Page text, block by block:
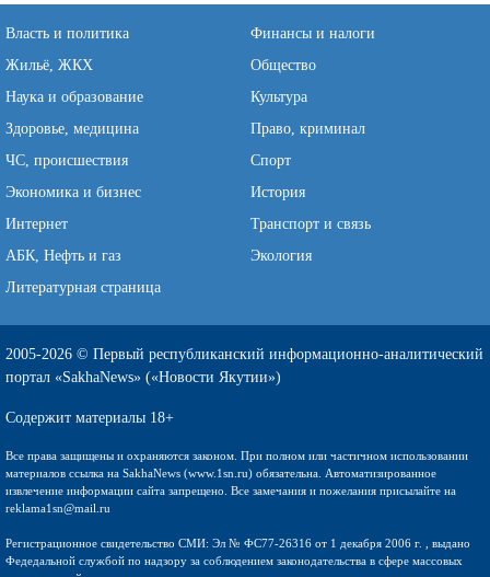
Власть и политика
Финансы и налоги
Жильё, ЖКХ
Общество
Наука и образование
Культура
Здоровье, медицина
Право, криминал
ЧС, происшествия
Спорт
Экономика и бизнес
История
Интернет
Транспорт и связь
АБК, Нефть и газ
Экология
Литературная страница
2005-2026 © Первый республиканский информационно-аналитический
портал «SakhaNews» («Новости Якутии»)
Содержит материалы 18+
Все права защищены и охраняются законом. При полном или частичном использовании
материалов ссылка на SakhaNews (www.1sn.ru) обязательна. Автоматизированное
извлечение информации сайта запрещено. Все замечания и пожелания присылайте на
reklama1sn@mail.ru
Регистрационное свидетельство СМИ: Эл № ФС77-26316 от 1 декабря 2006 г. , выдано
Федедальной службой по надзору за соблюдением законодательства в сфере массовых